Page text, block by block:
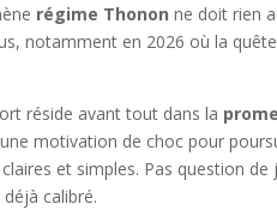
régime Thonon ne doit rien
notamment en 2026 où la
réside avant tout dans la
motivation de choc pour
et simples. Pas question
calibré.